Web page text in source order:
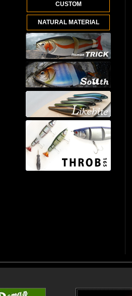
CUSTOM
NATURAL MATERIAL